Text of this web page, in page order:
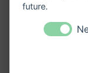
future.